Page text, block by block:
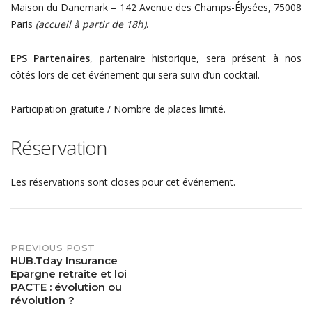
Maison du Danemark – 142 Avenue des Champs-Élysées, 75008
Paris (accueil à partir de 18h).
EPS Partenaires, partenaire historique, sera présent à nos
côtés lors de cet événement qui sera suivi d’un cocktail.
Participation gratuite / Nombre de places limité.
Réservation
Les réservations sont closes pour cet événement.
Post
navigation
PREVIOUS POST
HUB.Tday Insurance
Epargne retraite et loi
PACTE : évolution ou
révolution ?